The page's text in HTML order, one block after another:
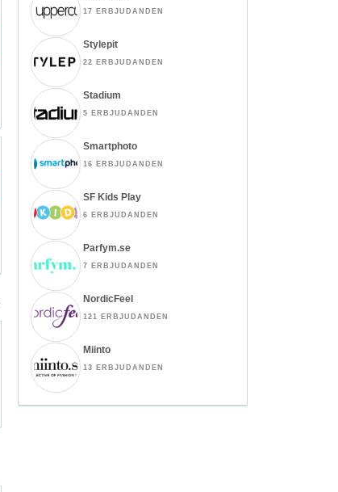
17 ERBJUDANDEN
Stylepit
22 ERBJUDANDEN
Stadium
5 ERBJUDANDEN
Smartphoto
16 ERBJUDANDEN
SF Kids Play
6 ERBJUDANDEN
Parfym.se
7 ERBJUDANDEN
NordicFeel
121 ERBJUDANDEN
Miinto
13 ERBJUDANDEN